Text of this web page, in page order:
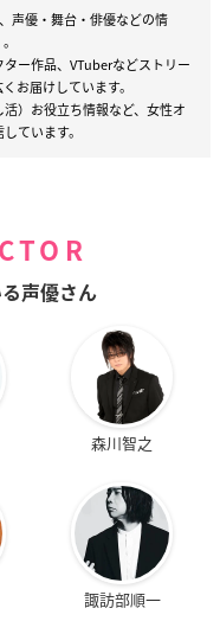
声優・舞台・俳優などの情
ー作品、VTuberなどストリー
お届けしています。
）お役立ち情報など、女性オ
ています。
声優さん
森川智之
諏訪部順一